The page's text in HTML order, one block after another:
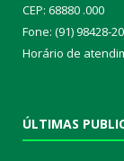
CEP: 68880 .000
Fone: (91) 98428-
Horário de
ÚLTIMAS